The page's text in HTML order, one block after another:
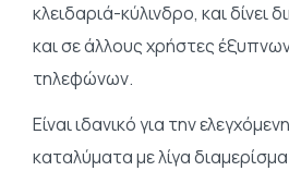
κλειδαριά-κύλινδρο, και δίνει
και σε άλλους χρήστες
τηλεφώνων.
Είναι ιδανικό για την
καταλύματα με λίγα